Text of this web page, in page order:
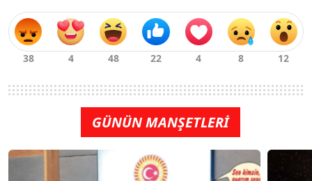
GÜNÜN MANŞETLERİ